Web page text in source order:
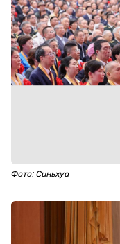
Фото: Синьхуа